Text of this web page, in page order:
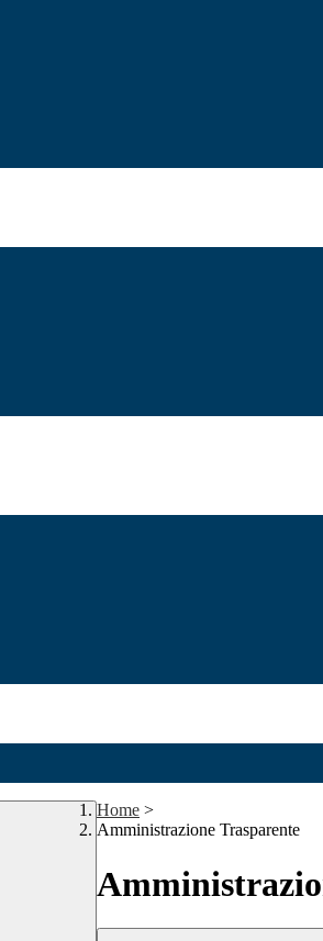
Home >
Amministrazione Trasparente